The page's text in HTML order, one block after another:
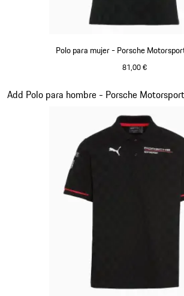
Polo para mujer - Porsche
81,00 €
Add Polo para hombre - Porsche
Diapositiva 10 de 20